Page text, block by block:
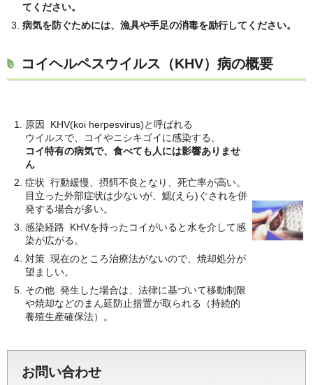
てください。
病気を防ぐためには、漁具や手足の消毒を励行してください。
コイヘルペスウイルス（KHV）病の概要
原因 KHV(koi herpesvirus)と呼ばれる
ウイルスで、コイやニシキゴイに感染する。
コイ特有の病気で、食べても人には影響ありませ
ん
症状 行動緩慢、摂餌不良となり、死亡率が高い。
目立った外部症状は少ないが、鰓(えら)ぐされを併
発する場合が多い。
感染経路 KHVを持ったコイがいると水を介して感
染が広がる。
対策 現在のところ治療法がないので、焼却処分が
望ましい。
その他 発生した場合は、法律に基づいて移動制限
や焼却などのまん延防止措置が取られる（持続的
養殖生産確保法）。
お問い合わせ